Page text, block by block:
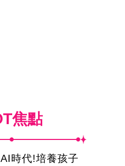
焦點
AI時代!培養孩子